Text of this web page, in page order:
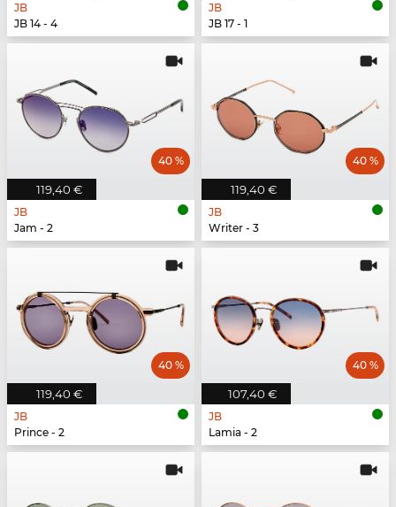
JB
JB 14 - 4
JB
JB 17 - 1
119,40 €
40 %
JB
Jam - 2
119,40 €
40 %
JB
Writer - 3
119,40 €
40 %
JB
Prince - 2
107,40 €
40 %
JB
Lamia - 2